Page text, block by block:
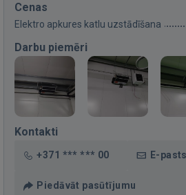
Cenas
Elektro apkures katlu uzstādīšana
Darbu piemēri
Kontakti
+371 *** *** 00 E-pasts
Piedāvāt pasūtījumu